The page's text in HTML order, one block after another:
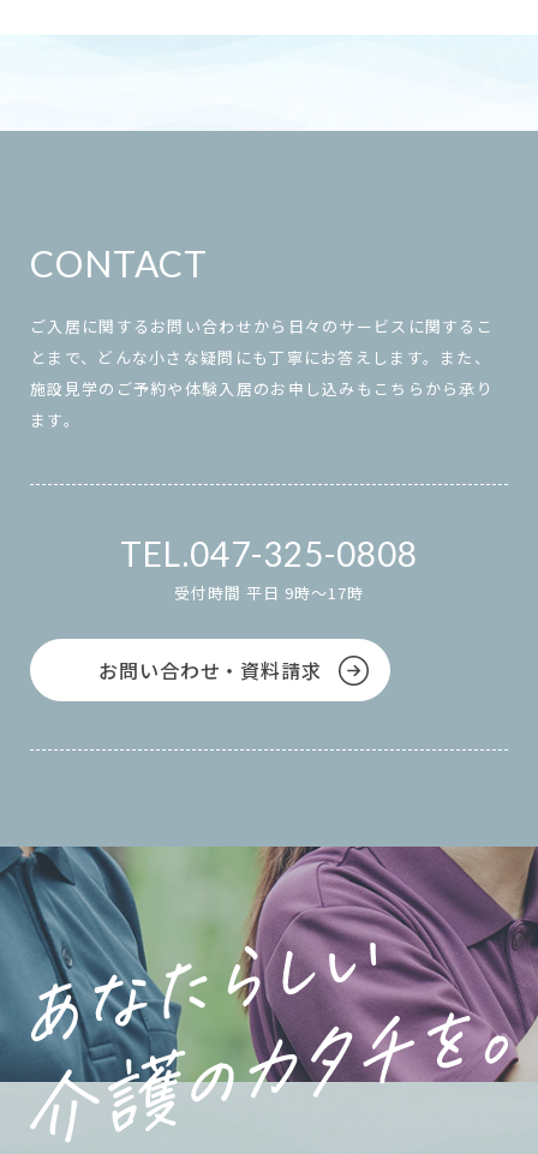
CONTACT
ご入居に関するお問い合わせから日々のサービスに関するこ
とまで、どんな小さな疑問にも丁寧にお答えします。また、
施設見学のご予約や体験入居のお申し込みもこちらから承り
ます。
047-325-0808
受付時間 平日 9時～17時
お問い合わせ・資料請求